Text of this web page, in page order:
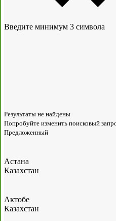
Введите минимум 3 символа
Результаты не найдены
Попробуйте изменить поисковый
Предложенный
Астана
Казахстан
Актобе
Казахстан